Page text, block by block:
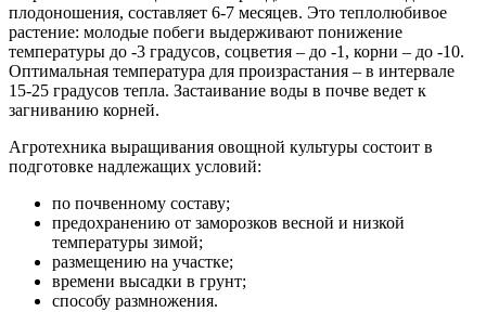
плодоношения, составляет 6-7 месяцев. Это теплолюбивое
растение: молодые побеги выдерживают понижение
температуры до -3 градусов, соцветия – до -1, корни – до -10.
Оптимальная температура для произрастания – в интервале
15-25 градусов тепла. Застаивание воды в почве ведет к
загниванию корней.
Агротехника выращивания овощной культуры состоит в
подготовке надлежащих условий:
по почвенному составу;
предохранению от заморозков весной и низкой
температуры зимой;
размещению на участке;
времени высадки в грунт;
способу размножения.